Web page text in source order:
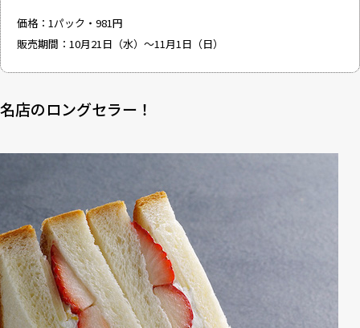
価格：1パック・981円
販売期間：10月21日（水）～11月1日（日）
名店のロングセラー！